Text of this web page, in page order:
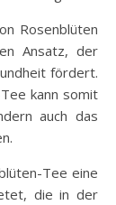
Rosenblüten
Ansatz, der
fördert.
kann somit
auch das
Tee eine
die in der